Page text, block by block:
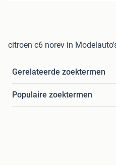
citroen c6 norev in
Gerelateerde zoektermen
Populaire zoektermen